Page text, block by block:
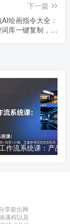
下一篇
绘画指令大全：
库一键复制，出
享新出网
课程以及